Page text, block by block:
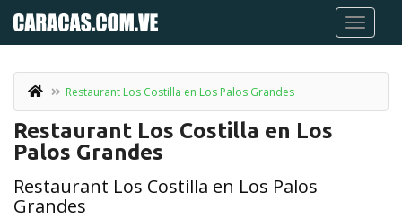
Restaurant Los Costilla en Los Palos Grandes
Restaurant Los Costilla en Los
Palos Grandes
Restaurant Los Costilla en Los Palos
Grandes